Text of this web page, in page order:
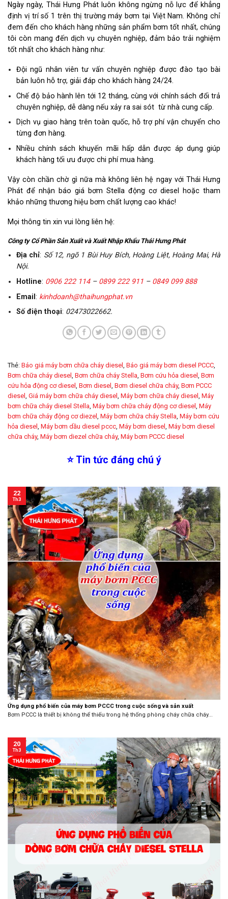
Ngày ngày, Thái Hưng Phát luôn không ngừng nỗ lực để khẳng
định vị trí số 1 trên thị trường máy bơm tại Việt Nam. Không chỉ
đem đến cho khách hàng những sản phẩm bơm tốt nhất, chúng
tôi còn mang đến dịch vụ chuyên nghiệp, đảm bảo trải nghiệm
tốt nhất cho khách hàng như:
Đội ngũ nhân viên tư vấn chuyên nghiệp được đào tạo bài
bản luôn hỗ trợ, giải đáp cho khách hàng 24/24.
Chế độ bảo hành lên tới 12 tháng, cùng với chính sách đổi trả
chuyên nghiệp, dễ dàng nếu xảy ra sai sót từ nhà cung cấp.
Dịch vụ giao hàng trên toàn quốc, hỗ trợ phí vận chuyển cho
từng đơn hàng.
Nhiều chính sách khuyến mãi hấp dẫn được áp dụng giúp
khách hàng tối ưu được chi phí mua hàng.
Vậy còn chần chờ gì nữa mà không liên hệ ngay với Thái Hưng
Phát để nhận báo giá bơm Stella động cơ diesel hoặc tham
khảo những thương hiệu bơm chất lượng cao khác!
Mọi thông tin xin vui lòng liên hệ:
Công ty Cổ Phần Sản Xuất và Xuất Nhập Khẩu Thái Hưng Phát
Địa chỉ: Số 12, ngõ 1 Bùi Huy Bích, Hoàng Liệt, Hoàng Mai, Hà
Nội.
Hotline: 0906 222 114– 0899 222 911– 0849 099 888
Email: kinhdoanh@thaihungphat.vn
Số điện thoại: 02473022662.
Thẻ: Báo giá máy bơm chữa cháy diesel Báo giá máy bơm diesel PCCC
Bơm chữa cháy diesel Bơm chữa cháy Stella Bơm cứu hỏa diesel Bơm
cứu hỏa động cơ diesel Bơm diesel Bơm diesel chữa cháy, Bơm PCCC
diesel Giá máy bơm chữa cháy diesel Máy bơm chữa cháy diesel Máy
bơm chữa cháy diesel Stella Máy bơm chữa cháy động cơ diesel Máy
bơm chữa cháy động cơ diezel Máy bơm chữa cháy Stella Máy bơm cứu
hỏa diesel Máy bơm dầu diesel pccc Máy bơm diesel Máy bơm diesel
chữa cháy, Máy bơm diezel chữa cháy, Máy bơm PCCC diesel
⭐ Tin tức đáng chú ý
Ứng dụng phổ biến của máy bơm PCCC trong cuộc sống và sản xuất
Bơm PCCC là thiết bị không thể thiếu trong hệ thống phòng cháy chữa cháy...
22
Th3
20
Th3